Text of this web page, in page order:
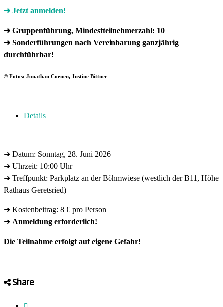
➜ Jetzt anmelden!
➜ Gruppenführung, Mindestteilnehmerzahl: 10
➜ Sonderführungen nach Vereinbarung ganzjährig
durchführbar!
© Fotos: Jonathan Coenen, Justine Bittner
Details
➜ Datum: Sonntag, 28. Juni 2026
➜ Uhrzeit: 10:00 Uhr
➜ Treffpunkt: Parkplatz an der Böhmwiese (westlich der B11, Höhe
Rathaus Geretsried)
➜ Kostenbeitrag: 8 € pro Person
➜ Anmeldung erforderlich!
Die Teilnahme erfolgt auf eigene Gefahr!
Share